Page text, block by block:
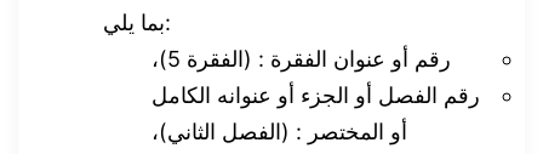
بما يلي:
رقم أو عنوان الفقرة : (الفقرة 5)،
رقم الفصل أو الجزء أو عنوانه الكامل
أو المختصر : (الفصل الثاني)،